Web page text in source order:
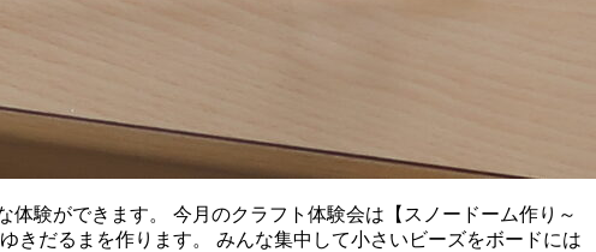
験ができます。 今月のクラフト体験会は【スノードーム作り～
きだるまを作ります。 みんな集中して小さいビーズをボードには